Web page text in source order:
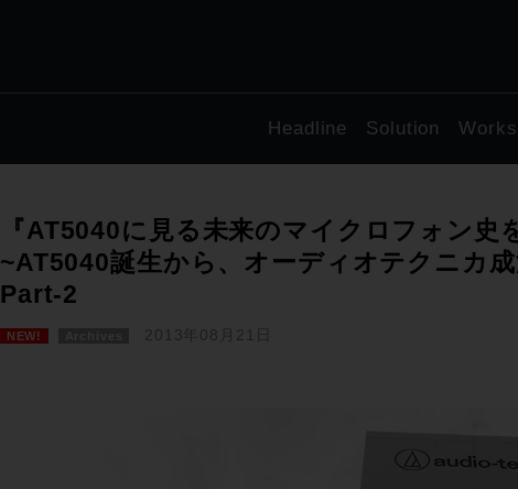
Headline Solution Works
『AT5040に見る未来のマイクロフォン史
~AT5040誕生から、オーディオテクニカ
Part-2
NEW! 2013年08月21日